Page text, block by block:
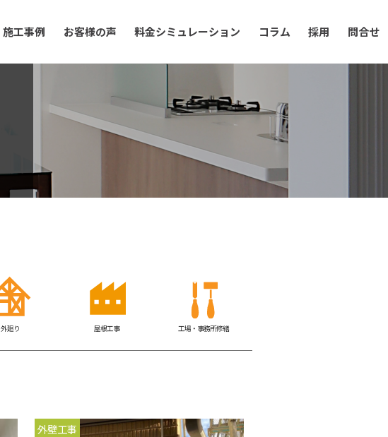
施工事例 お客様の声 料金シミュレーション コラム 採用 問合せ
外廻り 屋根工事 工場・事務所修繕
外壁工事